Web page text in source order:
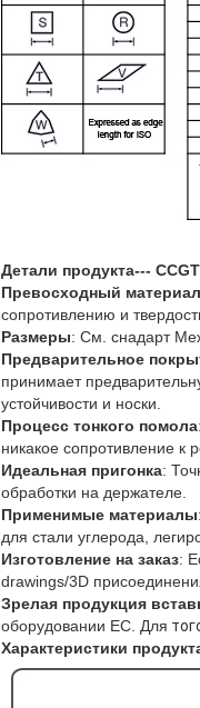
Детали продукта---
Превосходный материал
сопротивлению и
Размеры: См. снадарт
Предварительное
принимает
устойчивости и носки.
Процесс тонкого помола
никакое сопротивление
Идеальная пригонка:
обработки на держателе.
Применимые материалы
для стали углерода,
Изготовление на заказ:
drawings/3D
Зрелая продукция
оборудовании ЕС. Для
Характеристики